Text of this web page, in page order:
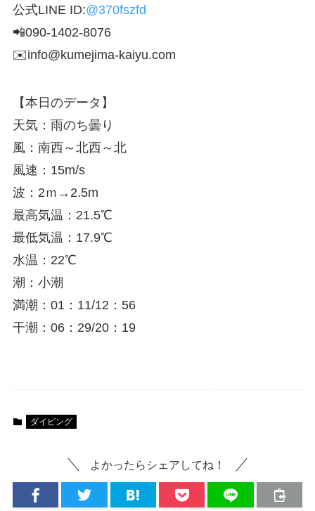
公式LINE ID:@370fszfd
📲090-1402-8076
✉️info@kumejima-kaiyu.com
【本日のデータ】
天気：雨のち曇り
風：南西～北西～北
風速：15m/s
波：2ｍ→2.5m
最高気温：21.5℃
最低気温：17.9℃
水温：22℃
潮：小潮
満潮：01：11/12：56
干潮：06：29/20：19
ダイビング
よかったらシェアしてね！